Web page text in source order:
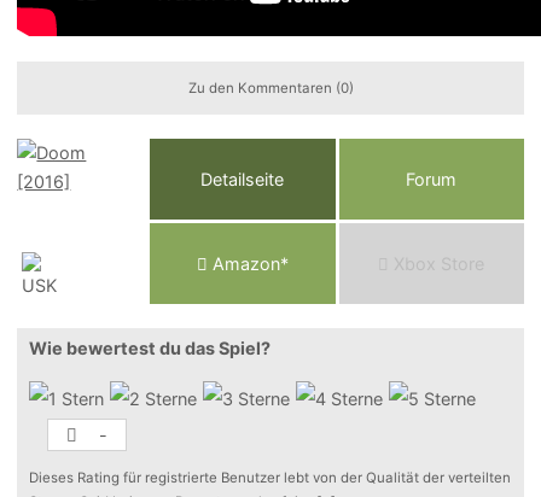
Zu den Kommentaren (0)
Detailseite Forum
Amazon* Xbox Store
Wie bewertest du das Spiel?
-
Dieses Rating für registrierte Benutzer lebt von der Qualität der verteilten